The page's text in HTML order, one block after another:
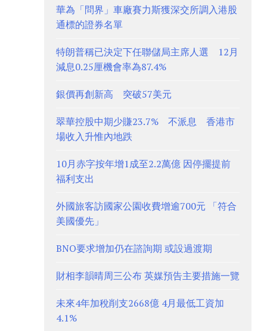
華為「問界」車廠賽力斯獲深交所調入港股
通標的證券名單
特朗普稱已決定下任聯儲局主席人選 12月
減息0.25厘機會率為87.4%
銀價再創新高 突破57美元
翠華控股中期少賺23.7% 不派息 香港市
場收入升惟內地跌
10月赤字按年增1成至2.2萬億 因停擺提前
福利支出
外國旅客訪國家公園收費增逾700元 「符合
美國優先」
BNO要求增加仍在諮詢期 或設過渡期
財相李韻晴周三公布 英媒預告主要措施一覽
未來4年加稅削支2668億 4月最低工資加
4.1%